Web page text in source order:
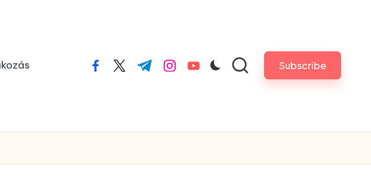
facebook.com
twitter.com
t.me instagram.com
youtube.com Subscribe